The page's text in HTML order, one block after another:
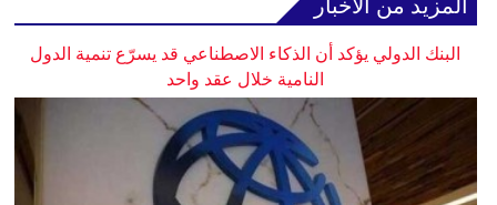
المزيد من الأخبار
البنك الدولي يؤكد أن الذكاء الاصطناعي قد يسرّع تنمية الدول
النامية خلال عقد واحد